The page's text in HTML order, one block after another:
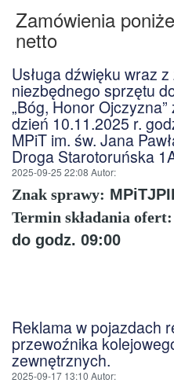
Zamówienia
netto
Usługa dźwięku wraz
niezbędnego sprzętu
„Bóg, Honor
dzień 10.11.2025 r.
MPiT im. św. Jana
Droga Starotoruńska
2025-09-25 22:08 Autor:
Znak sprawy:
Termin składania ofert:
do godz. 09:00
Reklama w pojazdach
przewoźnika
zewnętrznych.
2025-09-17 13:10 Autor: